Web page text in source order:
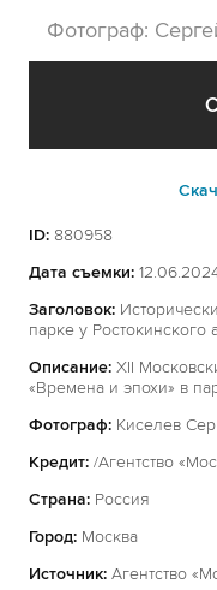
Фотограф:
ID: 880958
Дата съемки:
Заголовок:
парке у Ростокинского
Описание: XII
«Времена и эпохи» в
Фотограф: Киселев
Кредит: /Агентство
Страна: Россия
Город: Москва
Источник: Агентство